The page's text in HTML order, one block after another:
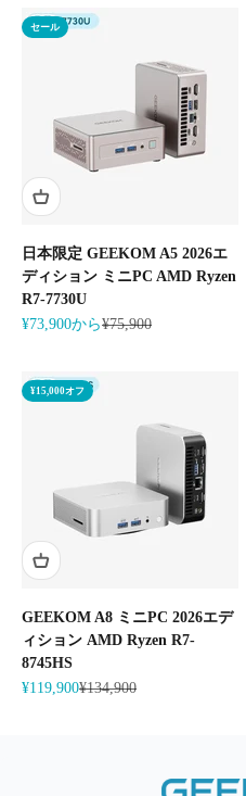
セール
日本限定 GEEKOM A5 2026エ
ディション ミニPC AMD Ryzen
R7-7730U
セール価格
¥73,900から通常価格
¥75,900
¥15,000オフ
GEEKOM A8 ミニPC 2026エデ
ィション AMD Ryzen R7-
8745HS
セール価格
¥119,900通常価格
¥134,900